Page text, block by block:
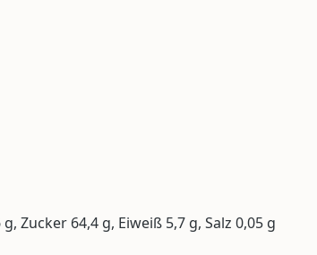
Zucker 64,4 g, Eiweiß 5,7 g, Salz 0,05 g